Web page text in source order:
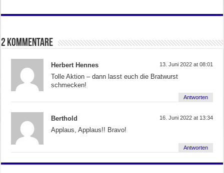
2 Kommentare
Herbert Hennes 13. Juni 2022 at 08:01
Tolle Aktion – dann lasst euch die Bratwurst
schmecken!
Antworten
Berthold 16. Juni 2022 at 13:34
Applaus, Applaus!! Bravo!
Antworten